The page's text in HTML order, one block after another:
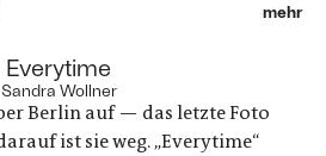
mehr
Everytime
Sandra Wollner
Berlin auf — das letzte Foto
ist sie weg. „Everytime“